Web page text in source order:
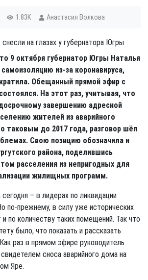
1.83K Анастасия Волкова
9 октября губернатор Югры Наталья
из-за коронавируса,
Обещанный прямой эфир с
На этот раз, учитывая, что
завершению адресной
жителей из аварийного
таковым до 2017 года, разговор шёл
Свою позицию обозначила и
района, поделившись
расселения из непригодных для
жилищных программ.
сегодня – в лидерах по ликвидации
по-прежнему, в силу уже исторических
по количеству таких помещений. Так что
было, что показать и рассказать
раз в прямом эфире руководитель
сноса аварийного дома на
Яре.